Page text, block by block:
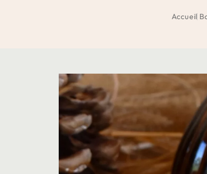
Accueil